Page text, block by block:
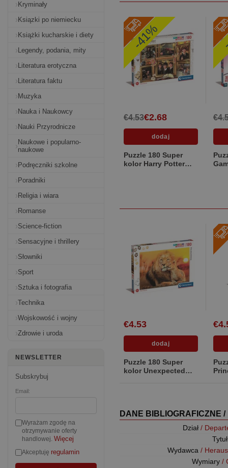
Kryminały
Ksiązki po niemiecku
Książki kucharskie i diety
Legendy, podania, mity
Literatura erotyczna
Literatura faktu
Muzyka
Nauka i Naukowcy
Nauki Przyrodnicze
Naukowe i popularno-
naukowe
Podręczniki szkolne
Poradniki
Religia i wiara
Romanse
Science-fiction
Sensacyjne i thrillery
Słowniki
Sport
Sztuka i fotografia
Technika
Wojskowość i wojny
Zdrowie i uroda
NEWSLETTER
Subskrybuj
Email:
Wyrażam zgodę na
otrzymywanie oferty
handlowej. Więcej
Akceptuję regulamin
-41%
€2.68
€4.53
Puzzle 180 Super
kolor Harry Potter
€4.53
Puzzle 180 Super
kolor Unexpected
DANE BIBLIOGRAFICZNE
Dział /
Wydawca /
Wymiary /